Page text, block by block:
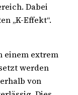
Dabei
„K-Effekt“.
einem extrem
werden
von